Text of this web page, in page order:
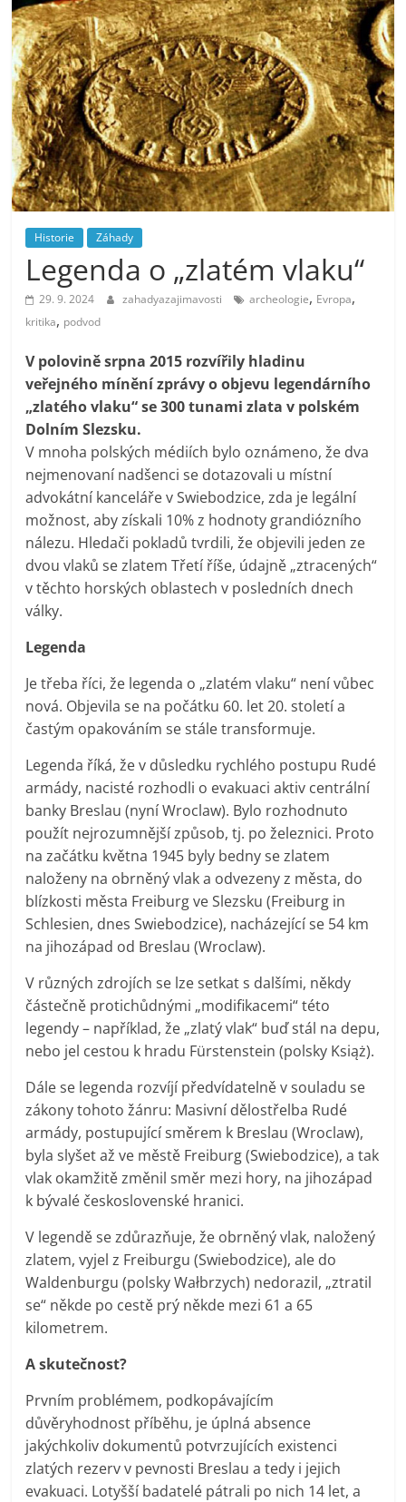
Historie Záhady
Legenda o „zlatém vlaku“
29. 9. 2024 zahadyazajimavosti archeologie, Evropa,
kritika, podvod
V polovině srpna 2015 rozvířily hladinu
veřejného mínění zprávy o objevu legendárního
„zlatého vlaku“ se 300 tunami zlata v polském
Dolním Slezsku.
V mnoha polských médiích bylo oznámeno, že dva
nejmenovaní nadšenci se dotazovali u místní
advokátní kanceláře v Swiebodzice, zda je legální
možnost, aby získali 10% z hodnoty grandiózního
nálezu. Hledači pokladů tvrdili, že objevili jeden ze
dvou vlaků se zlatem Třetí říše, údajně „ztracených“
v těchto horských oblastech v posledních dnech
války.
Legenda
Je třeba říci, že legenda o „zlatém vlaku“ není vůbec
nová. Objevila se na počátku 60. let 20. století a
častým opakováním se stále transformuje.
Legenda říká, že v důsledku rychlého postupu Rudé
armády, nacisté rozhodli o evakuaci aktiv centrální
banky Breslau (nyní Wroclaw). Bylo rozhodnuto
použít nejrozumnější způsob, tj. po železnici. Proto
na začátku května 1945 byly bedny se zlatem
naloženy na obrněný vlak a odvezeny z města, do
blízkosti města Freiburg ve Slezsku (Freiburg in
Schlesien, dnes Swiebodzice), nacházející se 54 km
na jihozápad od Breslau (Wroclaw).
V různých zdrojích se lze setkat s dalšími, někdy
částečně protichůdnými „modifikacemi“ této
legendy – například, že „zlatý vlak“ buď stál na depu,
nebo jel cestou k hradu Fürstenstein (polsky Książ).
Dále se legenda rozvíjí předvídatelně v souladu se
zákony tohoto žánru: Masivní dělostřelba Rudé
armády, postupující směrem k Breslau (Wroclaw),
byla slyšet až ve městě Freiburg (Swiebodzice), a tak
vlak okamžitě změnil směr mezi hory, na jihozápad
k bývalé československé hranici.
V legendě se zdůrazňuje, že obrněný vlak, naložený
zlatem, vyjel z Freiburgu (Swiebodzice), ale do
Waldenburgu (polsky Wałbrzych) nedorazil, „ztratil
se“ někde po cestě prý někde mezi 61 a 65
kilometrem.
A skutečnost?
Prvním problémem, podkopávajícím
důvěryhodnost příběhu, je úplná absence
jakýchkoliv dokumentů potvrzujících existenci
zlatých rezerv v pevnosti Breslau a tedy i jejich
evakuaci. Lotyšší badatelé pátrali po nich 14 let, a